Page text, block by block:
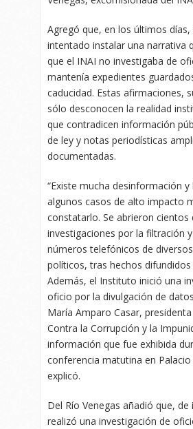
Agregó que, en los últimos días,
intentado instalar una narrativa
que el INAI no investigaba de
mantenía expedientes
caducidad. Estas afirmaciones,
sólo desconocen la realidad
que contradicen información
de ley y notas periodísticas
documentadas.
“Existe mucha desinformación
algunos casos de alto impacto
constatarlo. Se abrieron cientos
investigaciones por la filtración
números telefónicos de
políticos, tras hechos
Además, el Instituto inició una
oficio por la divulgación de
María Amparo Casar,
Contra la Corrupción y la
información que fue exhibida
conferencia matutina en Palacio
explicó.
Del Río Venegas añadió que,
realizó una investigación de